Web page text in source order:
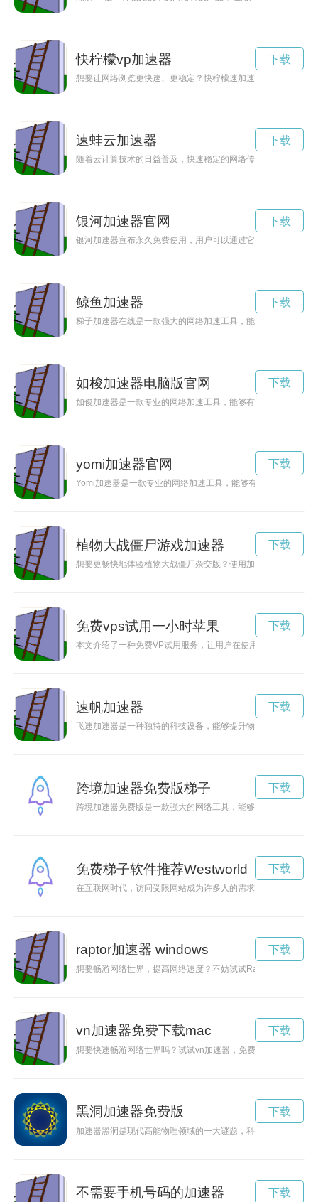
快柠檬vp加速器
想要让网络浏览更快速、更稳定？快柠檬速加速器是您的不二
下载
速蛙云加速器
随着云计算技术的日益普及，快速稳定的网络传输已成为当今
下载
银河加速器官网
银河加速器宣布永久免费使用，用户可以通过它畅游网络世界
下载
鲸鱼加速器
梯子加速器在线是一款强大的网络加速工具，能够帮助用户突
下载
如梭加速器电脑版官网
如俊加速器是一款专业的网络加速工具，能够有效提升网络速
下载
yomi加速器官网
Yomi加速器是一款专业的网络加速工具，能够有效优化网络连
下载
植物大战僵尸游戏加速器
想要更畅快地体验植物大战僵尸杂交版？使用加速器可以帮助
下载
免费vps试用一小时苹果
本文介绍了一种免费VP试用服务，让用户在使用VP的同时保障
下载
速帆加速器
飞速加速器是一种独特的科技设备，能够提升物体的速度和效
下载
跨境加速器免费版梯子
跨境加速器免费版是一款强大的网络工具，能够帮助用户突破
下载
免费梯子软件推荐Westworld
在互联网时代，访问受限网站成为许多人的需求，而梯子软件
下载
raptor加速器 windows
想要畅游网络世界，提高网络速度？不妨试试Raptor加速器吧
下载
vn加速器免费下载mac
想要快速畅游网络世界吗？试试vn加速器，免费下载，让你的网
下载
黑洞加速器免费版
加速器黑洞是现代高能物理领域的一大谜题，科学家们正在通
下载
不需要手机号码的加速器 下载